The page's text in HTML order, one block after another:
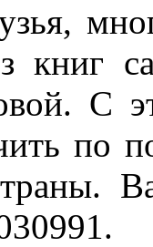
книг
С
по